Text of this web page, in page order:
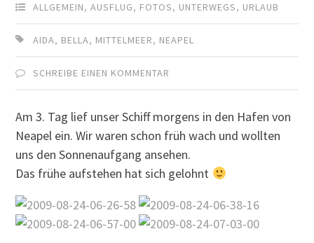
ALLGEMEIN,AUSFLUG, FOTOS, UNTERWEGS, URLAUB
AIDA, BELLA, MITTELMEER, NEAPEL
SCHREIBE EINEN KOMMENTAR
Am 3. Tag lief unser Schiff morgens in den Hafen von
Neapel ein. Wir waren schon früh wach und wollten
uns den Sonnenaufgang ansehen.
Das frühe aufstehen hat sich gelohnt